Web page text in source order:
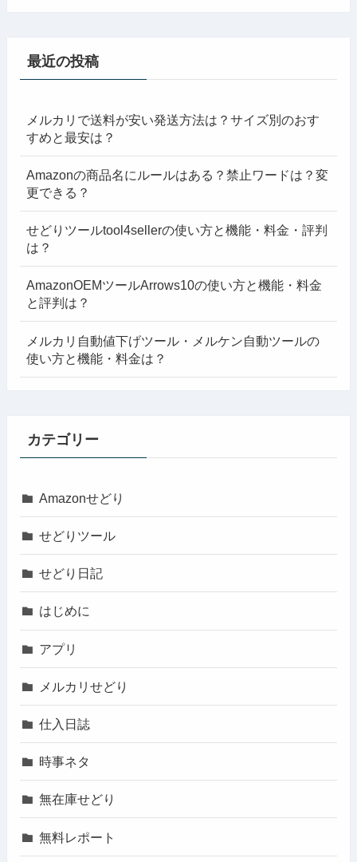
最近の投稿
メルカリで送料が安い発送方法は？サイズ別のおす
すめと最安は？
Amazonの商品名にルールはある？禁止ワードは？変
更できる？
せどりツールtool4sellerの使い方と機能・料金・評判
は？
AmazonOEMツールArrows10の使い方と機能・料金
と評判は？
メルカリ自動値下げツール・メルケン自動ツールの
使い方と機能・料金は？
カテゴリー
Amazonせどり
せどりツール
せどり日記
はじめに
アプリ
メルカリせどり
仕入日誌
時事ネタ
無在庫せどり
無料レポート